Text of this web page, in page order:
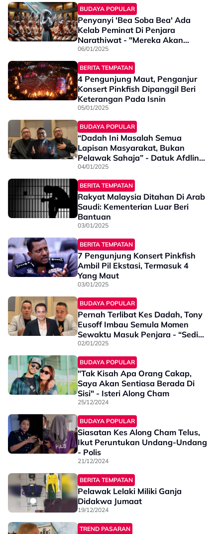
BUDAYA POPULAR
Penyanyi 'Bea Soba Bea' Ada
Kelab Peminat Di Penjara
Narathiwat - "Mereka Akan
Nyanyi Sama-Sama Pada..."
06/01/2025
BERITA TEMPATAN
4 Pengunjung Maut, Penganjur
Konsert Pinkfish Dipanggil Beri
Keterangan Pada Isnin
05/01/2025
BUDAYA POPULAR
“Dadah Ini Masalah Semua
Lapisan Masyarakat, Bukan
Pelawak Sahaja” - Datuk Afdlin
Shauki
04/01/2025
BERITA TEMPATAN
Rakyat Malaysia Ditahan Di Arab
Saudi: Kementerian Luar Beri
Bantuan
03/01/2025
BERITA TEMPATAN
7 Pengunjung Konsert Pinkfish
Ambil Pil Ekstasi, Termasuk 4
Yang Maut
03/01/2025
BUDAYA POPULAR
Pernah Terlibat Kes Dadah, Tony
Eusoff Imbau Semula Momen
Sewaktu Masuk Penjara - “Sedih
Tengok Mak Sendiri Nangis…”
02/01/2025
BUDAYA POPULAR
"Tak Kisah Apa Orang Cakap,
Saya Akan Sentiasa Berada Di
Sisi" - Isteri Along Cham
25/12/2024
BUDAYA POPULAR
Siasatan Kes Along Cham Telus,
Ikut Peruntukan Undang-Undang
- Polis
21/12/2024
BERITA TEMPATAN
Pelawak Lelaki Miliki Ganja
Didakwa Jumaat
19/12/2024
TREND PASARAN